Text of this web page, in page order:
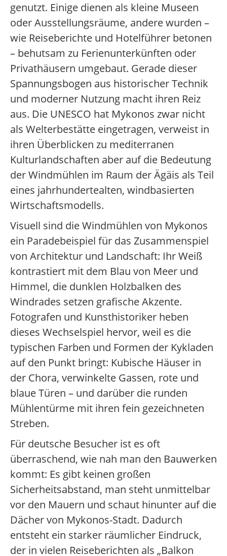
genutzt. Einige dienen als kleine Museen
oder Ausstellungsräume, andere wurden –
wie Reiseberichte und Hotelführer betonen
– behutsam zu Ferienunterkünften oder
Privathäusern umgebaut. Gerade dieser
Spannungsbogen aus historischer Technik
und moderner Nutzung macht ihren Reiz
aus. Die UNESCO hat Mykonos zwar nicht
als Welterbestätte eingetragen, verweist in
ihren Überblicken zu mediterranen
Kulturlandschaften aber auf die Bedeutung
der Windmühlen im Raum der Ägäis als Teil
eines jahrhundertealten, windbasierten
Wirtschaftsmodells.
Visuell sind die Windmühlen von Mykonos
ein Paradebeispiel für das Zusammenspiel
von Architektur und Landschaft: Ihr Weiß
kontrastiert mit dem Blau von Meer und
Himmel, die dunklen Holzbalken des
Windrades setzen grafische Akzente.
Fotografen und Kunsthistoriker heben
dieses Wechselspiel hervor, weil es die
typischen Farben und Formen der Kykladen
auf den Punkt bringt: Kubische Häuser in
der Chora, verwinkelte Gassen, rote und
blaue Türen – und darüber die runden
Mühlentürme mit ihren fein gezeichneten
Streben.
Für deutsche Besucher ist es oft
überraschend, wie nah man den Bauwerken
kommt: Es gibt keinen großen
Sicherheitsabstand, man steht unmittelbar
vor den Mauern und schaut hinunter auf die
Dächer von Mykonos-Stadt. Dadurch
entsteht ein starker räumlicher Eindruck,
der in vielen Reiseberichten als „Balkon